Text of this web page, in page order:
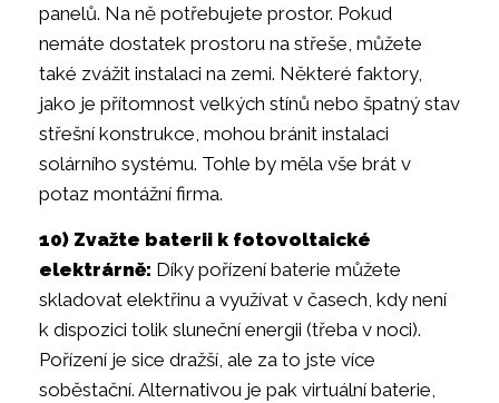
panelů. Na ně potřebujete prostor. Pokud
nemáte dostatek prostoru na střeše, můžete
také zvážit instalaci na zemi. Některé faktory,
jako je přítomnost velkých stínů nebo špatný stav
střešní konstrukce, mohou bránit instalaci
solárního systému. Tohle by měla vše brát v
potaz montážní firma.
10) Zvažte baterii k fotovoltaické
elektrárně: Díky pořízení baterie můžete
skladovat elektřinu a využívat v časech, kdy není
k dispozici tolik sluneční energii (třeba v noci).
Pořízení je sice dražší, ale za to jste více
soběstační. Alternativou je pak virtuální baterie,